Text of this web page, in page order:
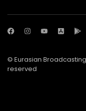
© Eurasian
reserved